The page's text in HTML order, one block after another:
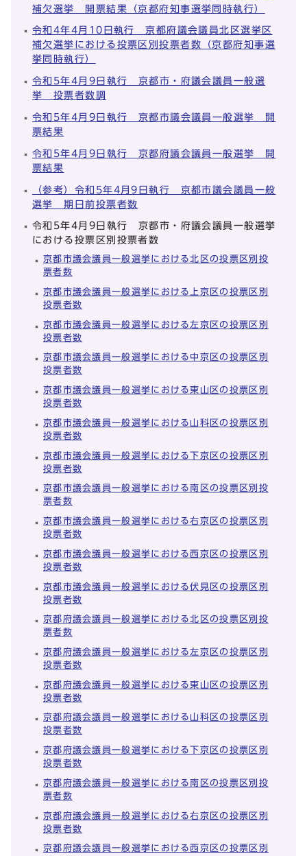
補欠選挙 開票結果（京都府知事選挙同時執行）
令和4年4月10日執行 京都府議会議員北区選挙区
補欠選挙における投票区別投票者数（京都府知事選
挙同時執行）
令和5年4月9日執行 京都市・府議会議員一般選
挙 投票者数調
令和5年4月9日執行 京都市議会議員一般選挙 開
票結果
令和5年4月9日執行 京都府議会議員一般選挙 開
票結果
（参考）令和5年4月9日執行 京都市議会議員一般
選挙 期日前投票者数
令和5年4月9日執行 京都市・府議会議員一般選挙
における投票区別投票者数
京都市議会議員一般選挙における北区の投票区別投
票者数
京都市議会議員一般選挙における上京区の投票区別
投票者数
京都市議会議員一般選挙における左京区の投票区別
投票者数
京都市議会議員一般選挙における中京区の投票区別
投票者数
京都市議会議員一般選挙における東山区の投票区別
投票者数
京都市議会議員一般選挙における山科区の投票区別
投票者数
京都市議会議員一般選挙における下京区の投票区別
投票者数
京都市議会議員一般選挙における南区の投票区別投
票者数
京都市議会議員一般選挙における右京区の投票区別
投票者数
京都市議会議員一般選挙における西京区の投票区別
投票者数
京都市議会議員一般選挙における伏見区の投票区別
投票者数
京都府議会議員一般選挙における北区の投票区別投
票者数
京都府議会議員一般選挙における左京区の投票区別
投票者数
京都府議会議員一般選挙における東山区の投票区別
投票者数
京都府議会議員一般選挙における山科区の投票区別
投票者数
京都府議会議員一般選挙における下京区の投票区別
投票者数
京都府議会議員一般選挙における南区の投票区別投
票者数
京都府議会議員一般選挙における右京区の投票区別
投票者数
京都府議会議員一般選挙における西京区の投票区別